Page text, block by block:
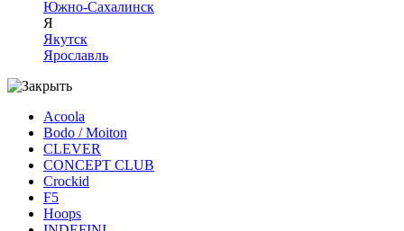
Южно-Сахалинск
Я
Якутск
Ярославль
Acoola
Bodo / Moiton
CLEVER
CONCEPT CLUB
Crockid
F5
Hoops